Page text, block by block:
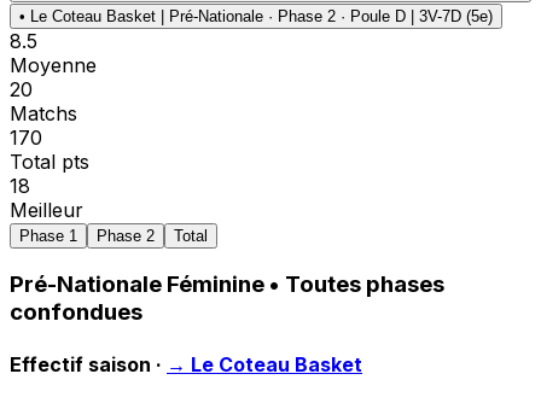
• Le Coteau Basket | Pré-Nationale · Phase 2 · Poule D | 3V-7D (5e)
8.5
Moyenne
20
Matchs
170
Total pts
18
Meilleur
Phase 1 Phase 2 Total
Pré-Nationale Féminine • Toutes phases
confondues
Effectif saison · → Le Coteau Basket